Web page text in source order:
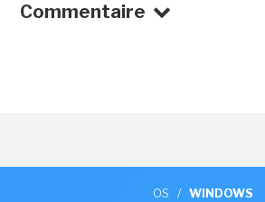
Commentaire
OS / WINDOWS